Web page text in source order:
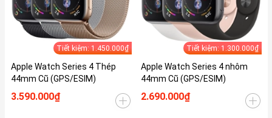
Tiết kiệm: 1.450.000₫
Apple Watch Series 4 Thép
44mm Cũ (GPS/ESIM)
3.590.000₫
Tiết kiệm: 1.300.000₫
Apple Watch Series 4 nhôm
44mm Cũ (GPS/ESIM)
2.690.000₫